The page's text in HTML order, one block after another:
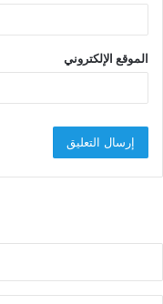
الموقع الإلكتروني